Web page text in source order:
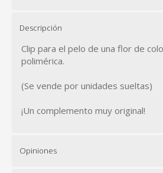
Descripción
Clip para el pelo de una flor de
polimérica.
(Se vende por unidades sueltas)
¡Un complemento muy original!
Opiniones